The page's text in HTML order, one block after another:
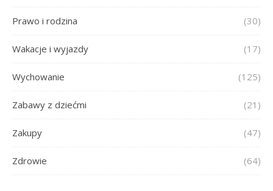
Prawo i rodzina (30)
Wakacje i wyjazdy (17)
Wychowanie (125)
Zabawy z dziećmi (21)
Zakupy (47)
Zdrowie (64)